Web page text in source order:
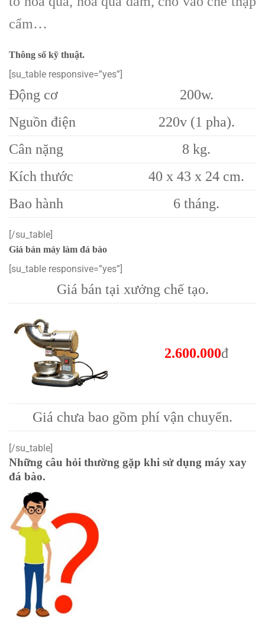
cẩm…
Thông số kỹ thuật.
[su_table responsive=”yes”]
Động cơ
200w.
Nguồn điện
220v (1 pha).
Cân nặng
8 kg.
Kích thước
40 x 43 x 24 cm.
Bao hành
6 tháng.
[/su_table]
Giá bán máy làm đá bào
[su_table responsive=”yes”]
Giá bán tại xưởng chế tạo.
2.600.000đ
Giá chưa bao gồm phí vận chuyển.
[/su_table]
Những câu hỏi thường gặp khi sử dụng máy xay
đá bào.